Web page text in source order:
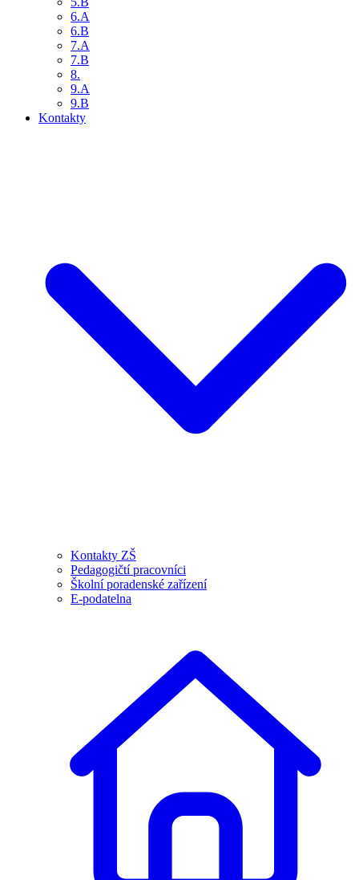
6.A
6.B
7.A
7.B
8.
9.A
9.B
Kontakty
Kontakty ZŠ
Pedagogičtí pracovníci
Školní poradenské zařízení
E-podatelna